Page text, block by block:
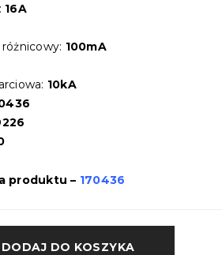
16A
100mA
10kA
produktu – 170436
DODAJ DO KOSZYKA